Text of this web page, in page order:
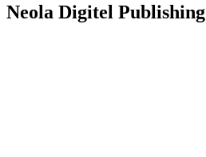
Neola Digitel Publishing